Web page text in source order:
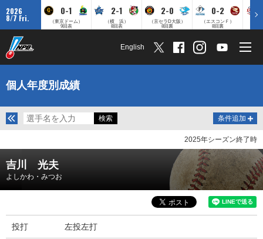
2026
8/7 Fri.
0-1
（東京ドーム）
9回表
2-1
（横 浜）
8回表
2-0
（京セラD大阪）
8回裏
0-2
（エスコンＦ）
8回裏
English
個人年度別成績
条件追加
2025年シーズン終了時
吉川 光夫
よしかわ・みつお
投打 左投左打